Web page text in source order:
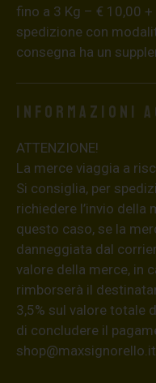
fino a 3 Kg – € 10,00
spedizione con
consegna ha un
Informazioni
ATTENZIONE!
La merce viaggia a
Si consiglia, per
richiedere l’invio della
questo caso, se la
danneggiata dal
valore della merce, in
rimborserà il
3,5% sul valore totale
di concludere il
shop@maxsignorello.it